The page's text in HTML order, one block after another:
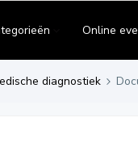
Online
diagnostiek